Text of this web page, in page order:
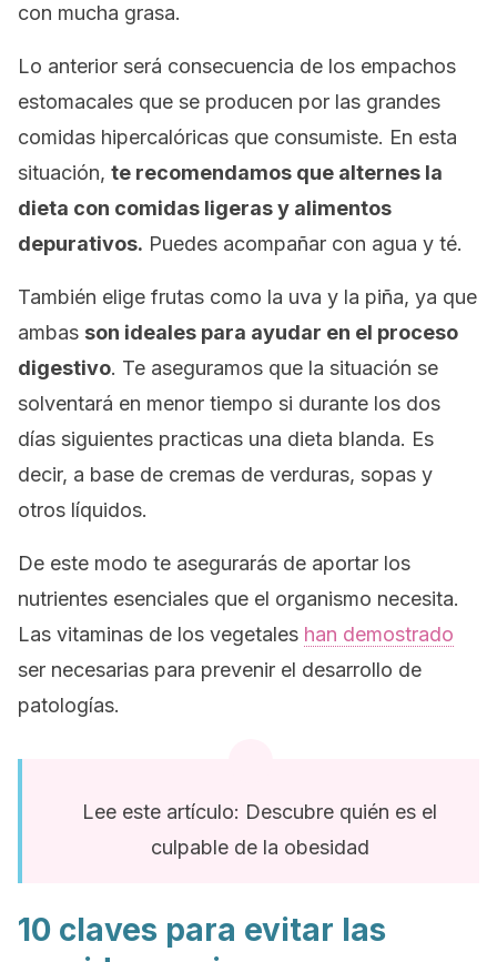
con mucha grasa.
Lo anterior será consecuencia de los empachos
estomacales que se producen por las grandes
comidas hipercalóricas que consumiste. En esta
situación, te recomendamos que alternes la
dieta con comidas ligeras y alimentos
depurativos. Puedes acompañar con agua y té.
También elige frutas como la uva y la piña, ya que
ambas son ideales para ayudar en el proceso
digestivo. Te aseguramos que la situación se
solventará en menor tiempo si durante los dos
días siguientes practicas una dieta blanda. Es
decir, a base de cremas de verduras, sopas y
otros líquidos.
De este modo te asegurarás de aportar los
nutrientes esenciales que el organismo necesita.
Las vitaminas de los vegetales han demostrado
ser necesarias para prevenir el desarrollo de
patologías.
Lee este artículo: Descubre quién es el
culpable de la obesidad
10 claves para evitar las